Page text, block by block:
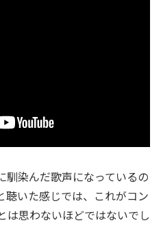
馴染んだ歌声になっているの
聴いた感じでは、これがコン
は思わないほどではないでし